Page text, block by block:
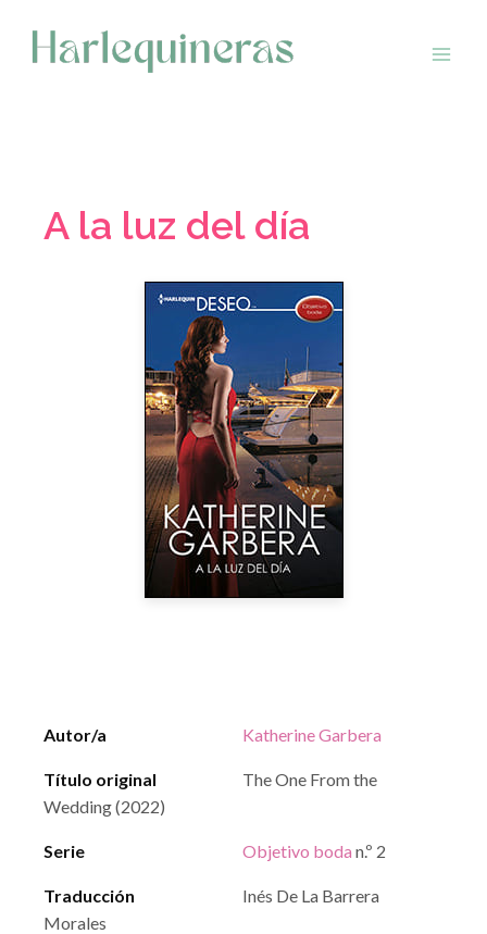
contenido
A la luz del día
Autor/a Katherine Garbera
Título original
The One From the
Wedding (2022)
Serie Objetivo boda n.º 2
Traducción
Inés De La Barrera
Morales